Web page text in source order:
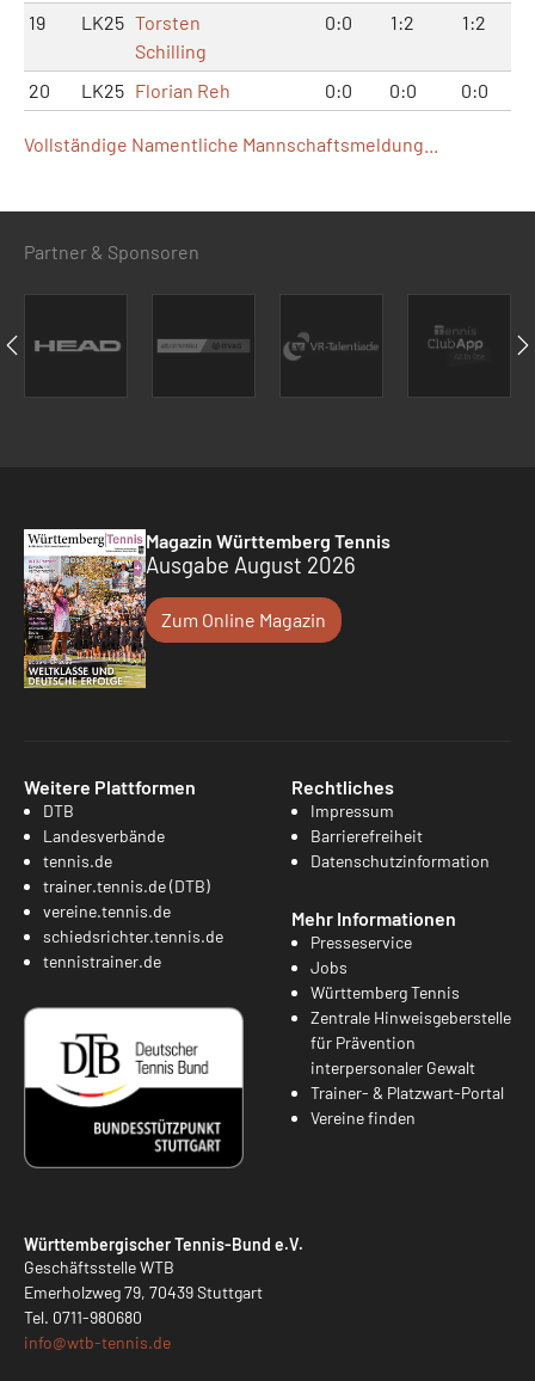
19 LK25 Torsten
Schilling
0:0 1:2 1:2
20 LK25 Florian Reh 0:0 0:0 0:0
Vollständige Namentliche Mannschaftsmeldung...
Partner & Sponsoren
Magazin Württemberg Tennis
Ausgabe August 2026
Zum Online Magazin
Weitere Plattformen
DTB
Landesverbände
tennis.de
trainer.tennis.de (DTB)
vereine.tennis.de
schiedsrichter.tennis.de
tennistrainer.de
Rechtliches
Impressum
Barrierefreiheit
Datenschutzinformation
Mehr Informationen
Presseservice
Jobs
Württemberg Tennis
Zentrale Hinweisgeberstelle
für Prävention
interpersonaler Gewalt
Trainer- & Platzwart-Portal
Vereine finden
Württembergischer Tennis-Bund e.V.
Geschäftsstelle WTB
Emerholzweg 79, 70439 Stuttgart
Tel. 0711-980680
info@wtb-tennis.de